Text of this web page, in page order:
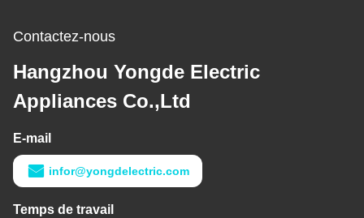
Contactez-nous
Hangzhou Yongde Electric
Appliances Co.,Ltd
E-mail
infor@yongdelectric.com
Temps de travail